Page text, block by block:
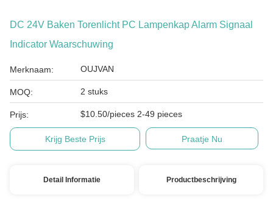
DC 24V Baken Torenlicht PC Lampenkap Alarm Signaal
Indicator Waarschuwing
Merknaam: OUJVAN
MOQ: 2 stuks
Prijs: $10.50/pieces 2-49 pieces
Krijg Beste Prijs Praatje Nu
Detail Informatie Productbeschrijving